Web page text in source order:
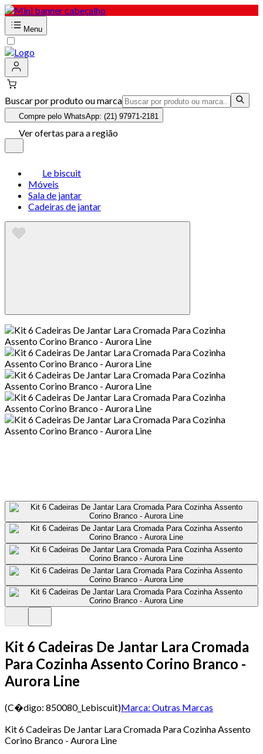
Menu
Buscar por produto ou marca
Compre pelo WhatsApp: (21) 97971-2181
Ver ofertas para a região
Le biscuit
Móveis
Sala de jantar
Cadeiras de jantar
Kit 6 Cadeiras De Jantar Lara Cromada
Para Cozinha Assento Corino Branco -
Aurora Line
(C�digo: 850080_Lebiscuit)Marca: Outras Marcas
Kit 6 Cadeiras De Jantar Lara Cromada Para Cozinha Assento
Corino Branco - Aurora Line